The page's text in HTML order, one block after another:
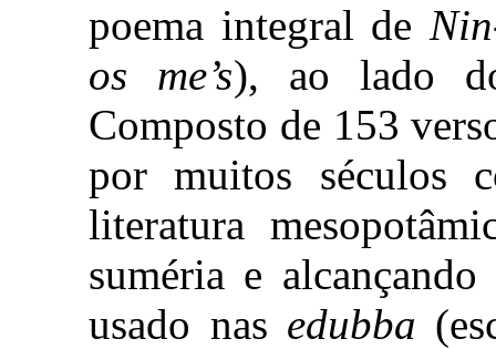
poema integral de
os me’s), ao lado
Composto de 153
por muitos séculos
literatura
suméria e
usado nas edubba